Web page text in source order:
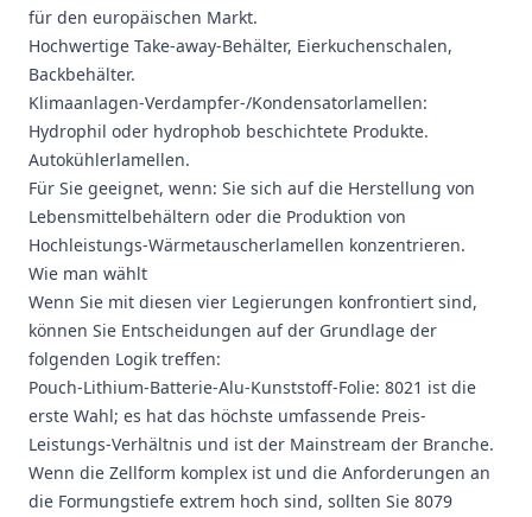
für den europäischen Markt.
Hochwertige Take-away-Behälter, Eierkuchenschalen,
Backbehälter.
Klimaanlagen-Verdampfer-/Kondensatorlamellen:
Hydrophil oder hydrophob beschichtete Produkte.
Autokühlerlamellen.
Für Sie geeignet, wenn: Sie sich auf die Herstellung von
Lebensmittelbehältern oder die Produktion von
Hochleistungs-Wärmetauscherlamellen konzentrieren.
Wie man wählt
Wenn Sie mit diesen vier Legierungen konfrontiert sind,
können Sie Entscheidungen auf der Grundlage der
folgenden Logik treffen:
Pouch-Lithium-Batterie-Alu-Kunststoff-Folie: 8021 ist die
erste Wahl; es hat das höchste umfassende Preis-
Leistungs-Verhältnis und ist der Mainstream der Branche.
Wenn die Zellform komplex ist und die Anforderungen an
die Formungstiefe extrem hoch sind, sollten Sie 8079